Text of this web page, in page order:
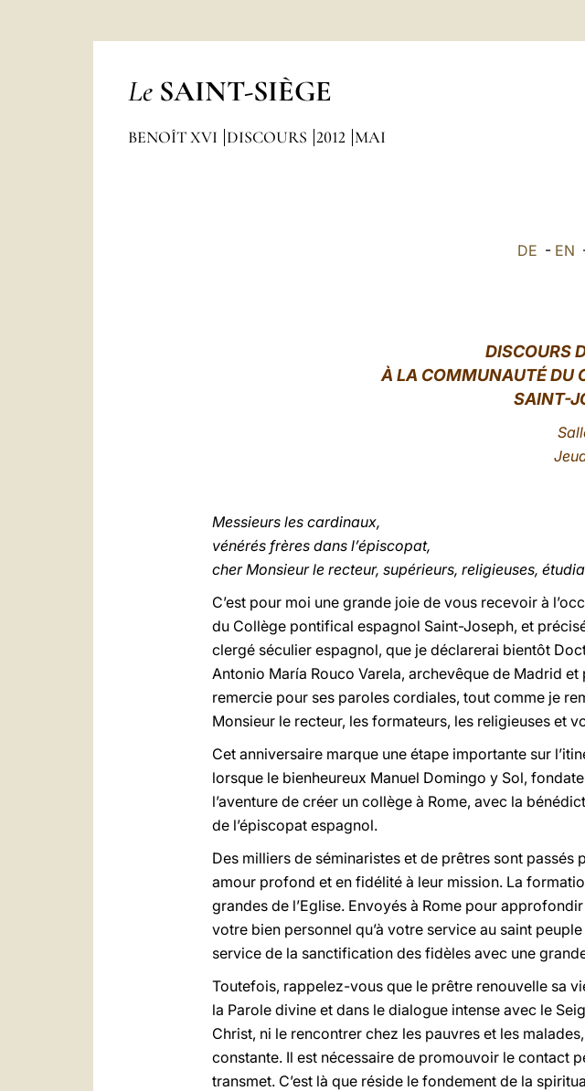
Le SAINT-SIÈGE
BENOÎT XVI DISCOURS 2012 MAI
DE - EN
DISCOURS
À LA COMMUNAUTÉ DU
SAINT-
Messieurs les cardinaux,
vénérés frères dans l’épiscopat,
cher Monsieur le recteur, supérieurs, religieuses,
C’est pour moi une grande joie de vous recevoir à
du Collège pontifical espagnol Saint-Joseph, et
clergé séculier espagnol, que je déclarerai bientôt
Antonio María Rouco Varela, archevêque de Madrid
remercie pour ses paroles cordiales, tout comme je
Monsieur le recteur, les formateurs, les religieuses et
Cet anniversaire marque une étape importante sur
lorsque le bienheureux Manuel Domingo y Sol,
l’aventure de créer un collège à Rome, avec la
de l’épiscopat espagnol.
Des milliers de séminaristes et de prêtres sont passés
amour profond et en fidélité à leur mission. La
grandes de l’Eglise. Envoyés à Rome pour
votre bien personnel qu’à votre service au saint
service de la sanctification des fidèles avec une
Toutefois, rappelez-vous que le prêtre renouvelle sa
la Parole divine et dans le dialogue intense avec le
Christ, ni le rencontrer chez les pauvres et les
constante. Il est nécessaire de promouvoir le contact
transmet. C’est là que réside le fondement de la